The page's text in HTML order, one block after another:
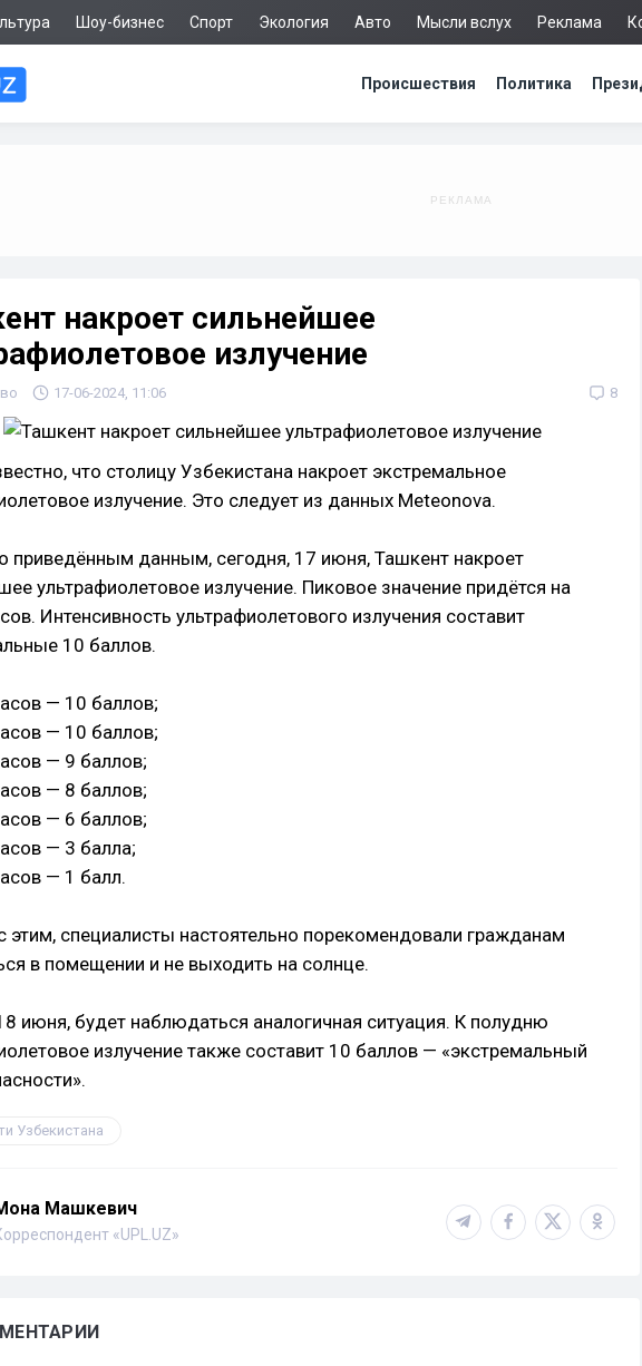
Шоу-бизнес Спорт Экология Авто Мысли вслух Реклама
Происшествия Политика
накроет сильнейшее
излучение
17-06-2024, 11:06 8
что столицу Узбекистана накроет экстремальное
излучение. Это следует из данных Meteonova.
приведённым данным, сегодня, 17 июня, Ташкент накроет
ультрафиолетовое излучение. Пиковое значение придётся на
Интенсивность ультрафиолетового излучения составит
10 баллов.
— 10 баллов;
— 10 баллов;
— 9 баллов;
— 8 баллов;
— 6 баллов;
— 3 балла;
— 1 балл.
этим, специалисты настоятельно порекомендовали гражданам
в помещении и не выходить на солнце.
июня, будет наблюдаться аналогичная ситуация. К полудню
излучение также составит 10 баллов — «экстремальный
Узбекистана
Машкевич
«UPL.UZ»